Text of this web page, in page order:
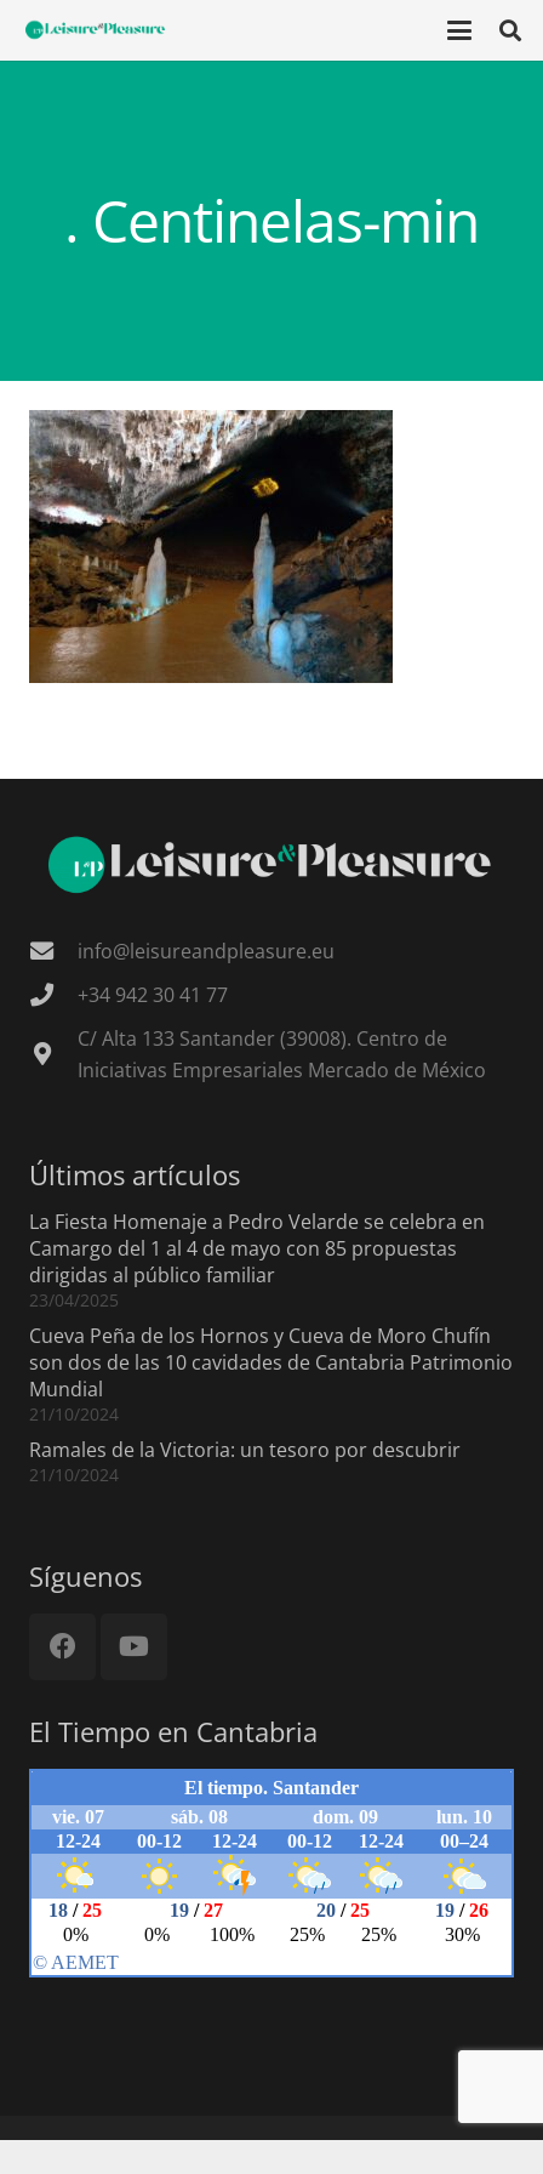
. Centinelas-min
info@leisureandpleasure.eu
+34 942 30 41 77
C/ Alta 133 Santander (39008). Centro de
Iniciativas Empresariales Mercado de México
Últimos artículos
La Fiesta Homenaje a Pedro Velarde se celebra en
Camargo del 1 al 4 de mayo con 85 propuestas
dirigidas al público familiar
23/04/2025
Cueva Peña de los Hornos y Cueva de Moro Chufín
son dos de las 10 cavidades de Cantabria Patrimonio
Mundial
21/10/2024
Ramales de la Victoria: un tesoro por descubrir
21/10/2024
Síguenos
El Tiempo en Cantabria